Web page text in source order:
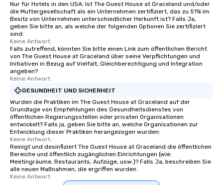
Nur für Hotels in den USA: Ist The Guest House at Graceland und/oder
die Muttergesellschaft als ein Unternehmen zertifiziert, das zu 51% im
Besitz von Unternehmen unterschiedlicher Herkunft ist? Falls Ja,
geben Sie bitte an, als welche der folgenden Optionen Sie zertifiziert
sind:
Keine Antwort.
Falls zutreffend, könnten Sie bitte einen Link zum öffentlichen Bericht
von The Guest House at Graceland über seine Verpflichtungen und
Initiativen in Bezug auf Vielfalt, Gleichberechtigung und Integration
angeben?
Keine Antwort.
GESUNDHEIT UND SICHERHEIT
Wurden die Praktiken im The Guest House at Graceland auf der
Grundlage von Empfehlungen des Gesundheitsdienstes von
öffentlichen Regierungsstellen oder privaten Organisationen
entwickelt? Falls ja, geben Sie bitte an, welche Organisationen zur
Entwicklung dieser Praktiken herangezogen wurden:
Keine Antwort.
Reinigt und desinfiziert The Guest House at Graceland die öffentlichen
Bereiche und öffentlich zugänglichen Einrichtungen (wie:
Meetingräume, Restaurants, Aufzüge, usw.)? Falls Ja, beschreiben Sie
alle neuen Maßnahmen, die ergriffen wurden.
Keine Antwort.